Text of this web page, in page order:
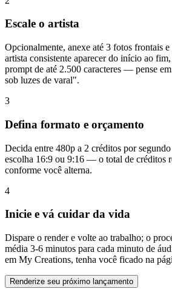
Escale o artista
Opcionalmente, anexe até 3 fotos frontais
artista consistente aparecer do início ao
prompt de até 2.500 caracteres — pense
sob luzes de varal".
3
Defina formato e orçamento
Decida entre 480p a 2 créditos por
escolha 16:9 ou 9:16 — o total de créditos
conforme você alterna.
4
Inicie e vá cuidar da vida
Dispare o render e volte ao trabalho; o
média 3-6 minutos para cada minuto de
em My Creations, tenha você ficado na
Renderize seu próximo lançamento